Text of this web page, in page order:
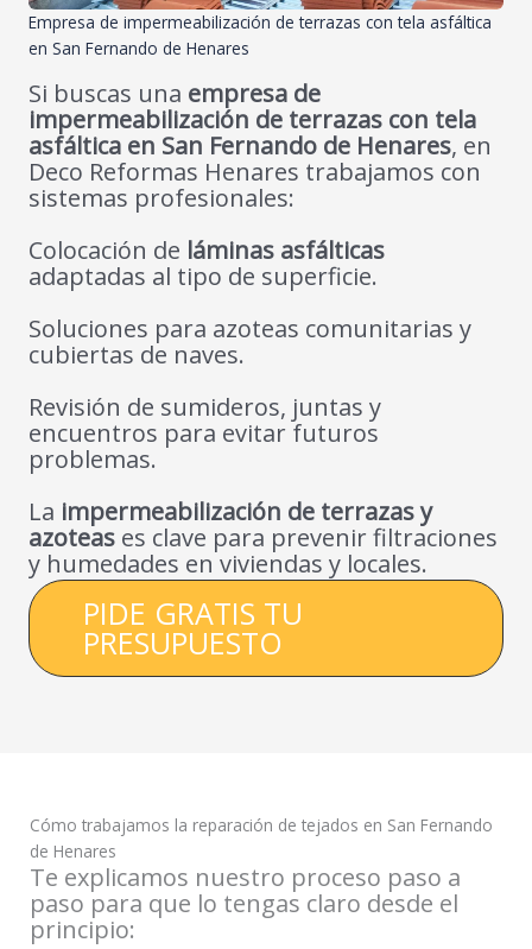
Empresa de impermeabilización de terrazas con tela asfáltica
en San Fernando de Henares
Si buscas una empresa de
impermeabilización de terrazas con tela
asfáltica en San Fernando de Henares, en
Deco Reformas Henares trabajamos con
sistemas profesionales:
Colocación de láminas asfálticas
adaptadas al tipo de superficie.
Soluciones para azoteas comunitarias y
cubiertas de naves.
Revisión de sumideros, juntas y
encuentros para evitar futuros
problemas.
La impermeabilización de terrazas y
azoteas es clave para prevenir filtraciones
y humedades en viviendas y locales.
PIDE GRATIS TU
PRESUPUESTO
Cómo trabajamos la reparación de tejados en San Fernando
de Henares
Te explicamos nuestro proceso paso a
paso para que lo tengas claro desde el
principio: